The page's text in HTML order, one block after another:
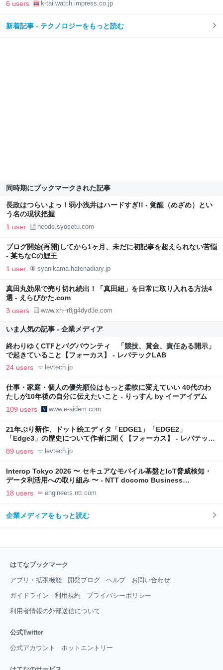
6 users k-tai.watch.impress.co.jp
新着記事 - テクノロジーをもっと読む
同時期にブックマークされた記事
長政はつらいよっ！弱小浅井はハードすぎ!! - 覚醒（めざめ）とい
う名の現状把握
1 user ncode.syosetu.com
ブログ開始(再開)してから1ヶ月、未だに初記事を超えられない苦悩
- 某ちなCの鯉王
1 user syanikama.hatenadiary.jp
真田丸効果で売り切れ続出！「真田紐」を日常に取り入れる方法4
選 - えらびかた.com
3 users www.xn--r8jg4dyd3e.com
いま人気の記事 - 企業メディア
終わりゆくCTFとバグバウンティ 「競技、賞金、責任ある開示」
で起きていること【フォーカス】 - レバテックLAB
24 users levtech.jp
仕事・家庭・個人の優先順位はもっと柔軟に変えていい 40代のわ
たしが10年後の自分に伝えたいこと - りっすん by イーアイデム
109 users www.e-aidem.com
21年ぶり新作、ドット絵エディタ「EDGE1」「EDGE2」
「Edge3」の歴史について作者に聞く【フォーカス】 - レバテック
LAB
89 users levtech.jp
Interop Tokyo 2026 〜 セキュアなモバイル基盤とIoT脅威検知・
データ利活用への取り組み 〜 - NTT docomo Business
Engineers' Blog
18 users engineers.ntt.com
企業メディアをもっと読む
はてなブックマーク
アプリ・拡張機能 開発ブログ ヘルプ お問い合わせ
ガイドライン 利用規約 プライバシーポリシー
利用者情報の外部送信について
公式Twitter
公式アカウント ホットエントリー